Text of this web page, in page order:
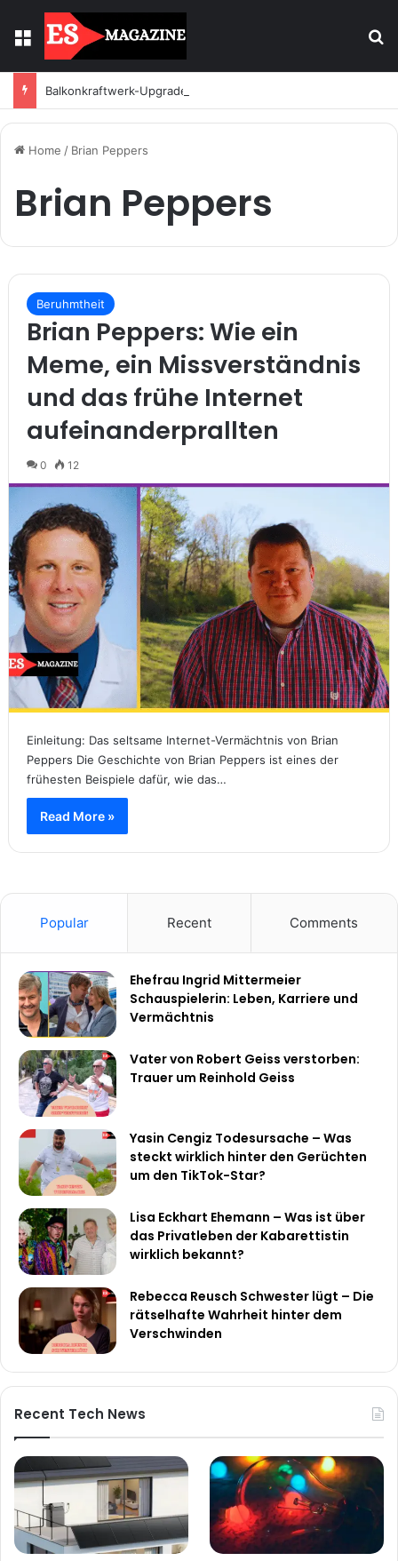
Menu
Balkonkraftwerk-Upgrade: Wann und wie registrieren
Home / Brian Peppers
Brian Peppers
Beruhmtheit
Brian Peppers: Wie ein
Meme, ein Missverständnis
und das frühe Internet
aufeinanderprallten
0 12
Einleitung: Das seltsame Internet-Vermächtnis von Brian
Peppers Die Geschichte von Brian Peppers ist eines der
frühesten Beispiele dafür, wie das…
Read More »
Popular Recent Comments
Ehefrau Ingrid Mittermeier
Schauspielerin: Leben, Karriere und
Vermächtnis
Vater von Robert Geiss verstorben:
Trauer um Reinhold Geiss
Yasin Cengiz Todesursache – Was
steckt wirklich hinter den Gerüchten
um den TikTok-Star?
Lisa Eckhart Ehemann – Was ist über
das Privatleben der Kabarettistin
wirklich bekannt?
Rebecca Reusch Schwester lügt – Die
rätselhafte Wahrheit hinter dem
Verschwinden
Recent Tech News